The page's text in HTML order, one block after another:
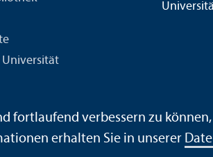
Universität
fortlaufend verbessern zu
erhalten Sie in unserer